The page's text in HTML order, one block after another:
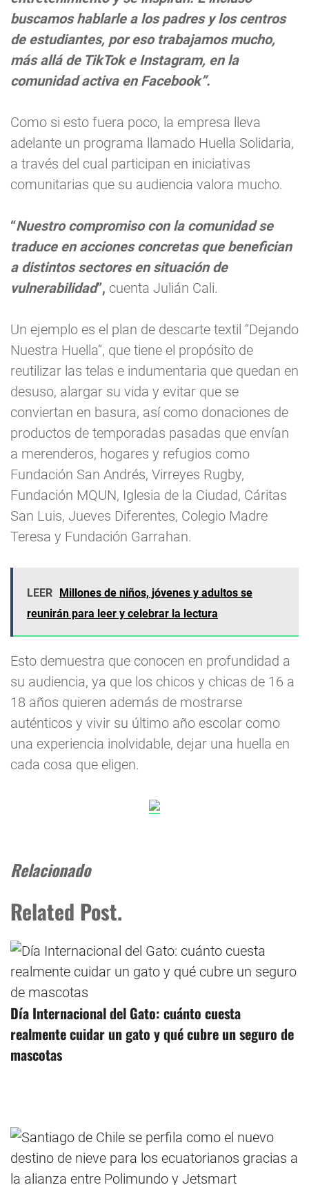
buscamos hablarle a los padres y los centros
de estudiantes, por eso trabajamos mucho,
más allá de TikTok e Instagram, en la
comunidad activa en Facebook”.
Como si esto fuera poco, la empresa lleva
adelante un programa llamado Huella Solidaria,
a través del cual participan en iniciativas
comunitarias que su audiencia valora mucho.
“Nuestro compromiso con la comunidad se
traduce en acciones concretas que benefician
a distintos sectores en situación de
vulnerabilidad”, cuenta Julián Cali.
Un ejemplo es el plan de descarte textil “Dejando
Nuestra Huella”, que tiene el propósito de
reutilizar las telas e indumentaria que quedan en
desuso, alargar su vida y evitar que se
conviertan en basura, así como donaciones de
productos de temporadas pasadas que envían
a merenderos, hogares y refugios como
Fundación San Andrés, Virreyes Rugby,
Fundación MQUN, Iglesia de la Ciudad, Cáritas
San Luis, Jueves Diferentes, Colegio Madre
Teresa y Fundación Garrahan.
LEER
Millones de niños, jóvenes y adultos se
reunirán para leer y celebrar la lectura
Esto demuestra que conocen en profundidad a
su audiencia, ya que los chicos y chicas de 16 a
18 años quieren además de mostrarse
auténticos y vivir su último año escolar como
una experiencia inolvidable, dejar una huella en
cada cosa que eligen.
Relacionado
Related Post.
Día Internacional del Gato: cuánto cuesta
realmente cuidar un gato y qué cubre un seguro de
mascotas